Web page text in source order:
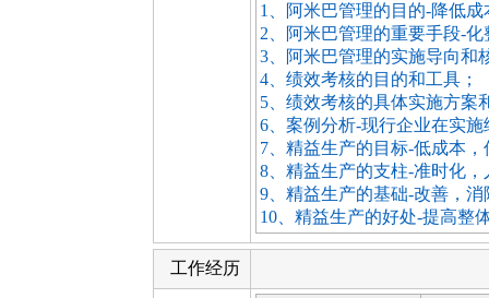
1、阿米巴管理的目的-降低成
2、阿米巴管理的重要手段-化
3、阿米巴管理的实施导向和
4、绩效考核的目的和工具；
5、绩效考核的具体实施方案
6、案例分析-现行企业在实
7、精益生产的目标-低成本
8、精益生产的支柱-准时化
9、精益生产的基础-改善，
10、精益生产的好处-提高整
工作经历